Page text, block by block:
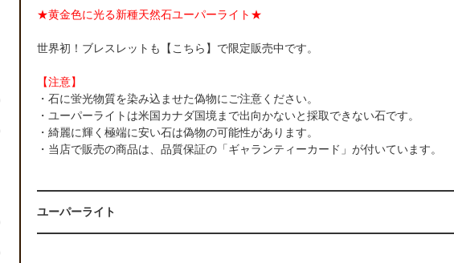
★黄金色に光る新種天然石ユーパーライト★
世界初！ブレスレットも 【こちら】 で限定販売中です。
【注意】
・石に蛍光物質を染み込ませた偽物にご注意ください。
・ユーパーライトは米国カナダ国境まで出向かないと採取できない石です。
・綺麗に輝く極端に安い石は偽物の可能性があります。
・当店で販売の商品は、品質保証の「ギャランティーカード」が付いています。
ユーパーライト